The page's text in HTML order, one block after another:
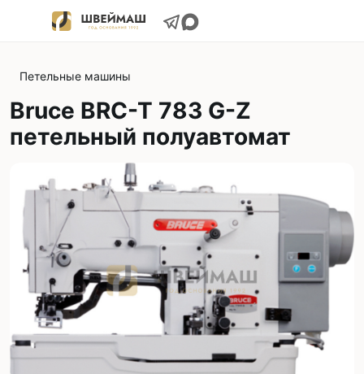
Петельные машины
Bruce BRC-T 783 G-Z
петельный полуавтомат